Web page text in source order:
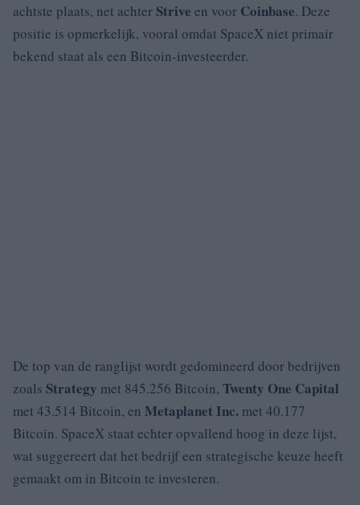
achtste plaats, net achterStrive en voor Coinbase. Deze
positie is opmerkelijk, vooral omdat SpaceX niet primair
bekend staat als een Bitcoin-investeerder.
De top van de ranglijst wordt gedomineerd door bedrijven
zoals Strategy met 845.256 Bitcoin, Twenty One Capital
met 43.514 Bitcoin, en Metaplanet Inc. met 40.177
Bitcoin. SpaceX staat echter opvallend hoog in deze lijst,
wat suggereert dat het bedrijf een strategische keuze heeft
gemaakt om in Bitcoin te investeren.